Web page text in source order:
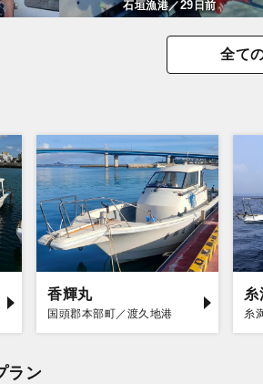
石垣漁港／29 日前
全て
香輝丸
国頭郡本部町／渡久地港
ラン